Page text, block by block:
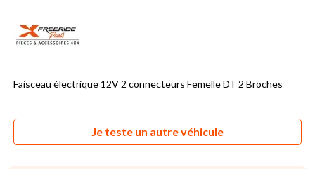
Faisceau électrique 12V 2 connecteurs Femelle DT 2 Broches
Je teste un autre véhicule